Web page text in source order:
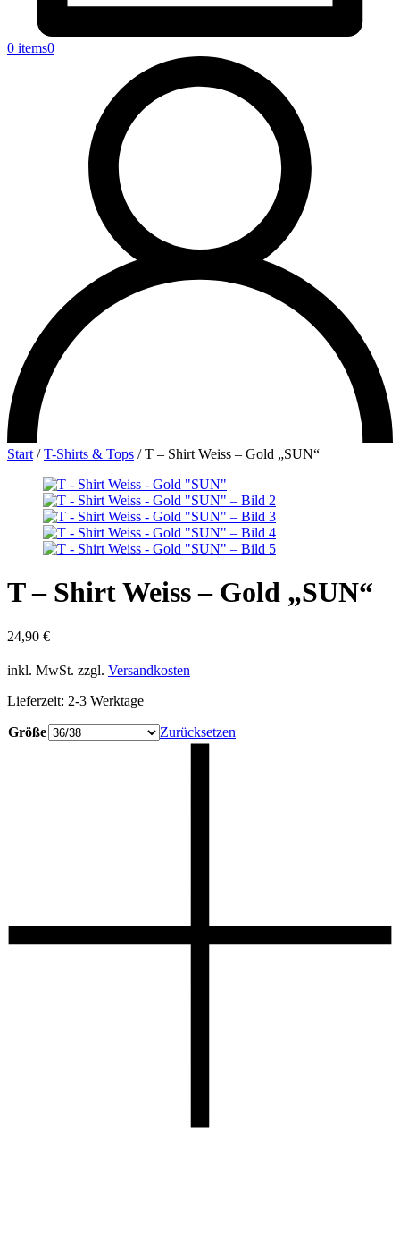
0 items0
Start /T-Shirts & Tops /T – Shirt Weiss – Gold „SUN“
T – Shirt Weiss – Gold „SUN“
24,90 €
inkl. MwSt. zzgl. Versandkosten
Lieferzeit: 2-3 Werktage
Größe Zurücksetzen